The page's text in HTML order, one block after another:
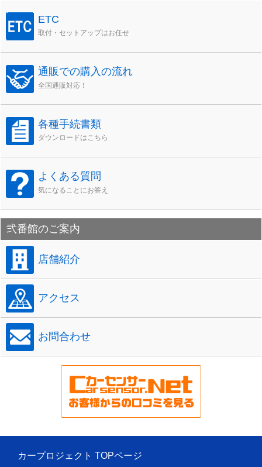
ETC
取付・セットアップはお任せ
通販での購入の流れ
全国通販対応！
各種手続書類
ダウンロードはこちら
よくある質問
気になることにお答え
弐番館のご案内
店舗紹介
アクセス
お問合わせ
カープロジェクト TOPページ